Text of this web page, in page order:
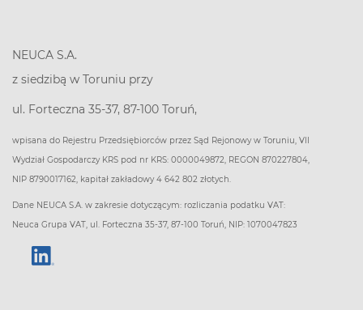
NEUCA S.A.
z siedzibą w Toruniu przy
ul. Forteczna 35-37, 87-100 Toruń,
wpisana do Rejestru Przedsiębiorców przez Sąd Rejonowy w Toruniu, VII
Wydział Gospodarczy KRS pod nr KRS: 0000049872, REGON 870227804,
NIP 8790017162, kapitał zakładowy 4 642 802 złotych.
Dane NEUCA S.A. w zakresie dotyczącym: rozliczania podatku VAT:
Neuca Grupa VAT, ul. Forteczna 35-37, 87-100 Toruń, NIP: 1070047823